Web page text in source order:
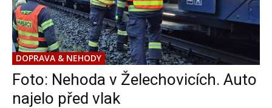
DOPRAVA & NEHODY
Foto: Nehoda v Želechovicích. Auto
najelo před vlak